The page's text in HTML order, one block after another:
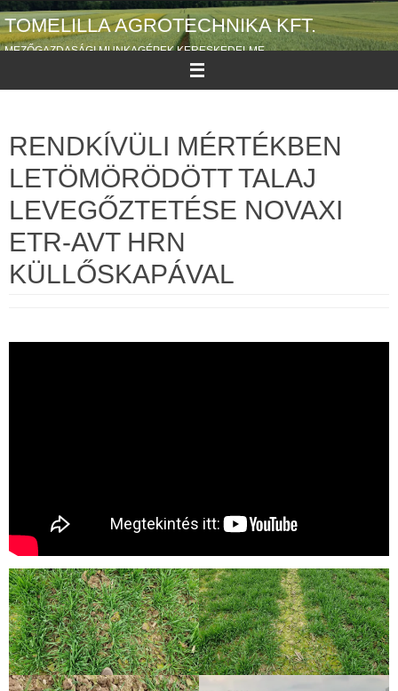
Megszakítás
TOMELILLA AGROTECHNIKA KFT.
MEZŐGAZDASÁGI MUNKAGÉPEK KERESKEDELME
RENDKÍVÜLI MÉRTÉKBEN
LETÖMÖRÖDÖTT TALAJ
LEVEGŐZTETÉSE NOVAXI
ETR-AVT HRN
KÜLLŐSKAPÁVAL